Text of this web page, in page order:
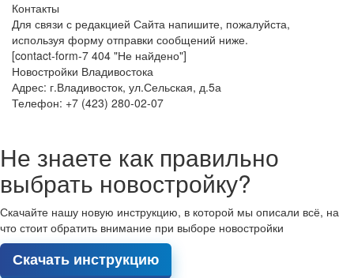
Контакты
Для связи с редакцией Сайта напишите, пожалуйста,
используя форму отправки сообщений ниже.
[contact-form-7 404 "Не найдено"]
Новостройки Владивостока
Адрес: г.Владивосток, ул.Сельская, д.5а
Телефон: +7 (423) 280-02-07
Не знаете как правильно
выбрать новостройку?
Скачайте нашу новую инструкцию, в которой мы описали всё, на
что стоит обратить внимание при выборе новостройки
Скачать инструкцию